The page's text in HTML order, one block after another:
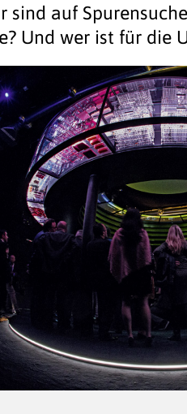
sind auf
Und wer ist für die